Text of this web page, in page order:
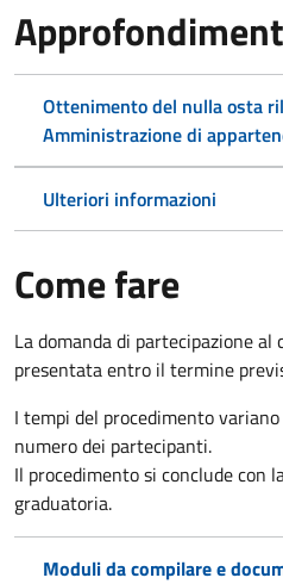
Ottenimento del nulla osta
Amministrazione di
Ulteriori informazioni
Come fare
La domanda di partecipazione al
presentata entro il termine
I tempi del procedimento
numero dei partecipanti.
Il procedimento si conclude con
graduatoria.
Moduli da compilare e